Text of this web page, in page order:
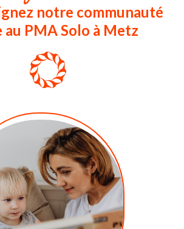
notre communauté
au PMA Solo à Metz